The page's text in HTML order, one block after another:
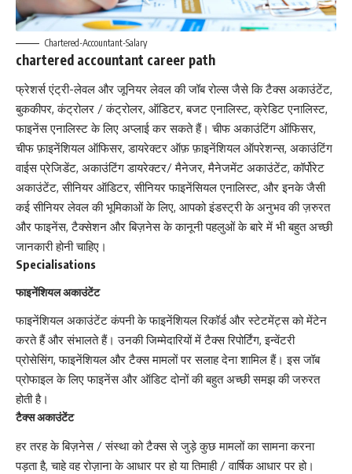
Chartered-Accountant-Salary
chartered accountant career path
फ्रेशर्स एंट्री-लेवल और जूनियर लेवल की जॉब रोल्स जैसे कि टैक्स अकाउंटेंट,
बुककीपर, कंट्रोलर / कंट्रोलर, ऑडिटर, बजट एनालिस्ट, क्रेडिट एनालिस्ट,
फाइनेंस एनालिस्ट के लिए अप्लाई कर सकते हैं। चीफ अकाउंटिंग ऑफिसर,
चीफ फ़ाइनेंशियल ऑफिसर, डायरेक्टर ऑफ़ फ़ाइनेंशियल ऑपरेशन्स, अकाउंटिंग
वाईस प्रेजिडेंट, अकाउंटिंग डायरेक्टर/ मैनेजर, मैनेजमेंट अकाउंटेंट, कॉर्पोरेट
अकाउंटेंट, सीनियर ऑडिटर, सीनियर फाइनेंसियल एनालिस्ट, और इनके जैसी
कई सीनियर लेवल की भूमिकाओं के लिए, आपको इंडस्ट्री के अनुभव की ज़रुरत
और फाइनेंस, टैक्सेशन और बिज़नेस के कानूनी पहलुओं के बारे में भी बहुत अच्छी
जानकारी होनी चाहिए।
Specialisations
फाइनेंशियल अकाउंटेंट
फाइनेंशियल अकाउंटेंट कंपनी के फाइनेंशियल रिकॉर्ड और स्टेटमेंट्स को मेंटेन
करते हैं और संभालते हैं। उनकी जिम्मेदारियों में टैक्स रिपोर्टिंग, इन्वेंटरी
प्रोसेसिंग, फाइनेंशियल और टैक्स मामलों पर सलाह देना शामिल हैं। इस जॉब
प्रोफाइल के लिए फाइनेंस और ऑडिट दोनों की बहुत अच्छी समझ की जरुरत
होती है।
टैक्स अकाउंटेंट
हर तरह के बिज़नेस / संस्था को टैक्स से जुड़े कुछ मामलों का सामना करना
पड़ता है, चाहे वह रोज़ाना के आधार पर हो या तिमाही / वार्षिक आधार पर हो।